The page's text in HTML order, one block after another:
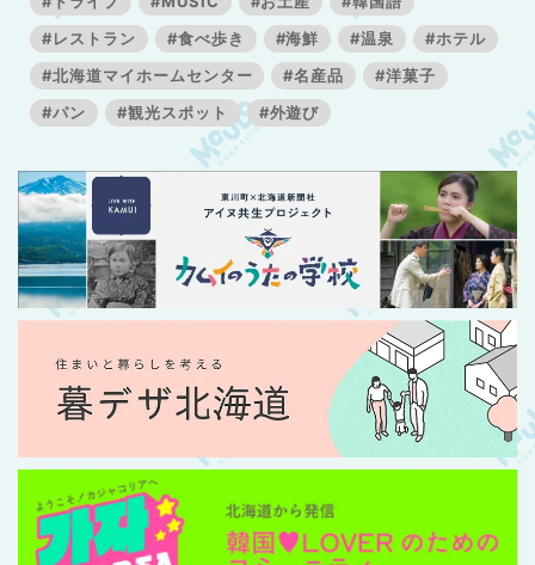
#レストラン
#食べ歩き #海鮮 #温泉
#ホテル
#北海道マイホームセンター
#名産品
#洋菓子
#パン
#観光スポット #外遊び